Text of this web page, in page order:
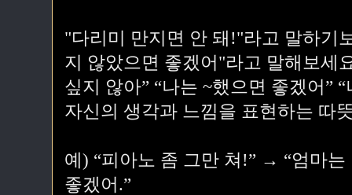
"다리미 만지면 안 돼!"라고 말하기
지 않았으면 좋겠어"라고 말해보세
싶지 않아” “나는 ~했으면 좋겠어”
자신의 생각과 느낌을 표현하는 따
예) “피아노 좀 그만 쳐!” → “엄마
좋겠어.”